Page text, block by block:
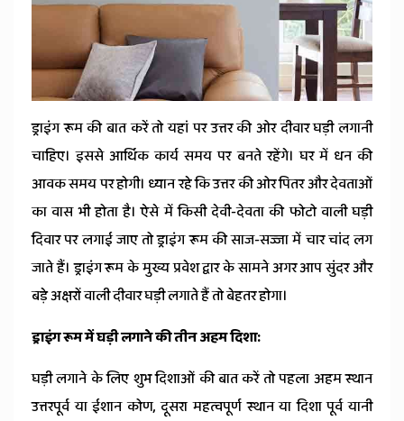
ड्राइंग रूम की बात करें तो यहां पर उत्तर की ओर दीवार घड़ी लगानी
चाहिए। इससे आर्थिक कार्य समय पर बनते रहेंगे। घर में धन की
आवक समय पर होगी। ध्यान रहे कि उत्तर की ओर पितर और देवताओं
का वास भी होता है। ऐसे में किसी देवी-देवता की फोटो वाली घड़ी
दिवार पर लगाई जाए तो ड्राइंग रूम की साज-सज्जा में चार चांद लग
जाते हैं। ड्राइंग रूम के मुख्य प्रवेश द्वार के सामने अगर आप सुंदर और
बड़े अक्षरों वाली दीवार घड़ी लगाते हैं तो बेहतर होगा।
ड्राइंग रूम में घड़ी लगाने की तीन अहम दिशा:
घड़ी लगाने के लिए शुभ दिशाओं की बात करें तो पहला अहम स्थान
उत्तरपूर्व या ईशान कोण, दूसरा महत्वपूर्ण स्थान या दिशा पूर्व यानी